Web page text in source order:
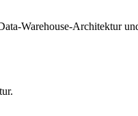
Warehouse-Architektur